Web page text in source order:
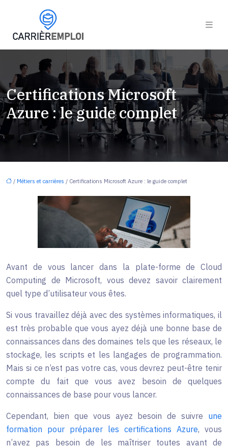
Certifications Microsoft
Azure : le guide complet
/ Métiers et carrières / Certifications Microsoft Azure : le guide complet
Avant de vous lancer dans la plate-forme de Cloud
Computing de Microsoft, vous devez savoir clairement
quel type d’utilisateur vous êtes.
Si vous travaillez déjà avec des systèmes informatiques, il
est très probable que vous ayez déjà une bonne base de
connaissances dans des domaines tels que les réseaux, le
stockage, les scripts et les langages de programmation.
Mais si ce n’est pas votre cas, vous devrez peut-être tenir
compte du fait que vous avez besoin de quelques
connaissances de base pour vous lancer.
Cependant, bien que vous ayez besoin de suivre une
formation pour préparer les certifications Azure, vous
n’avez pas besoin de les maîtriser toutes avant de